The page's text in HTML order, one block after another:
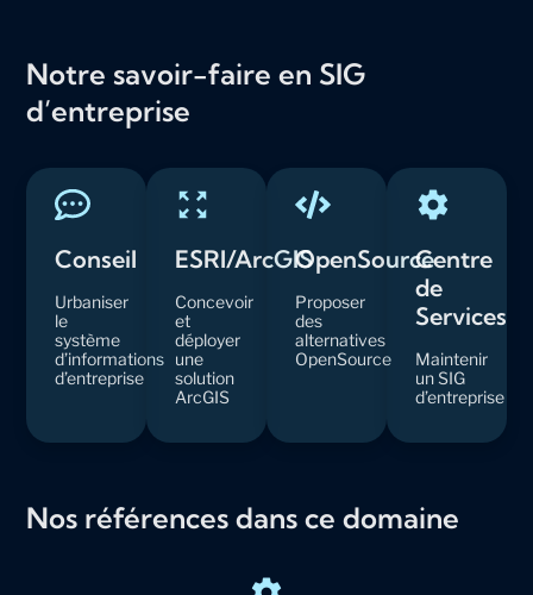
Notre savoir-faire en SIG
d’entreprise
Conseil
Urbaniser
le
système
d’informations
d’entreprise
ESRI/ArcGIS
Concevoir
et
déployer
une
solution
ArcGIS
OpenSource
Proposer
des
alternatives
OpenSource
Centre
de
Services
Maintenir
un SIG
d’entreprise
Nos références dans ce domaine